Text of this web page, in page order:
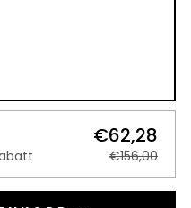
€62,28
€156,00